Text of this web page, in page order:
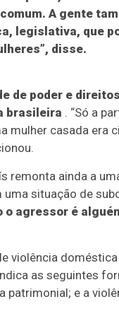
A gente
legislativa, que
disse.
de poder e
brasileira . “Só a
mulher casada era
remonta ainda a
situação de
o agressor é
violência
as seguintes
patrimonial; e a